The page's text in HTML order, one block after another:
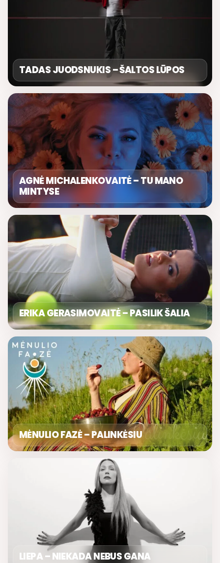
TADAS JUODSNUKIS – ŠALTOS LŪPOS
AGNĖ MICHALENKOVAITĖ – TU MANO
MINTYSE
ERIKA GERASIMOVAITĖ – PASILIK ŠALIA
MĖNULIO FAZĖ – PALINKĖSIU
LIEPA – NIEKADA NEBUS GANA